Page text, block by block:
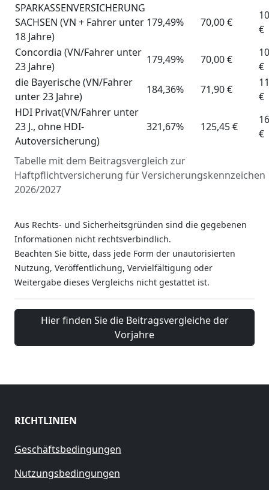
Tabelle mit dem Beitragsvergleich zur
Haftpflichtversicherung für Versicherungskennzeichen
2026/2027
SPARKASSENVERSICHERUNG
SACHSEN (VN + Fahrer unter
18 Jahre)
179,49% 70,00 €
€
Concordia (VN/Fahrer unter
23 Jahre)
179,49% 70,00 €
€
die Bayerische (VN/Fahrer
unter 23 Jahre)
184,36% 71,90 €
€
HDI Privat(VN/Fahrer unter
23 J., ohne HDI-
Autoversicherung)
321,67% 125,45 €
€
Aus Rechts- und Sicherheitsgründen sind die gegebenen
Informationen nicht rechtsverbindlich.
Beachten Sie bitte, dass jede Form der unautorisierten
Nutzung, Veröffentlichung, Vervielfältigung oder
Weitergabe dieses Vergleichs nicht gestattet ist.
Hier finden Sie die Beitragsvergleiche der
Vorjahre
RICHTLINIEN
Geschäftsbedingungen
Nutzungsbedingungen